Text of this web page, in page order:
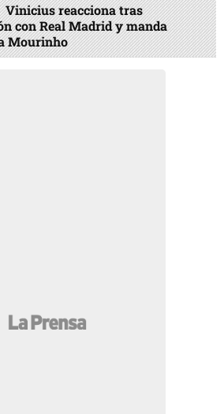
Vinicius reacciona tras
con Real Madrid y manda
Mourinho